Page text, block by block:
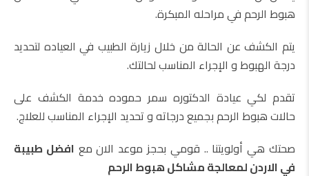
هبوط الرحم في مراحله المبكرة.
يتم الكشف عن الحالة من خلال زيارة الطبيب في العياده لتحديد
درجة الهبوط و الإجراء المناسب لحالتك.
تقدم لكي عيادة الدكتوره سمر حموده خدمة الكشف على
حالات هبوط الرحم بجميع درجاته و تحديد الإجراء المناسب للعلاج.
صحتك هي أولويتنا .. قومي بحجز موعد الان مع افضل طبيبة
في الاردن لمعالجة مشاكل هبوط الرحم